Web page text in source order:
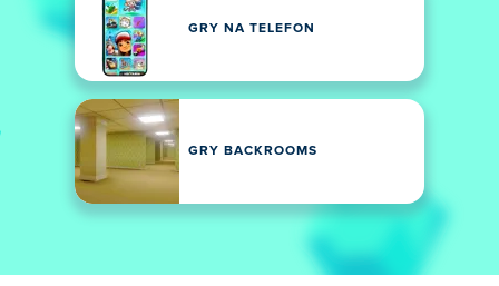
GRY NA TELEFON
GRY BACKROOMS